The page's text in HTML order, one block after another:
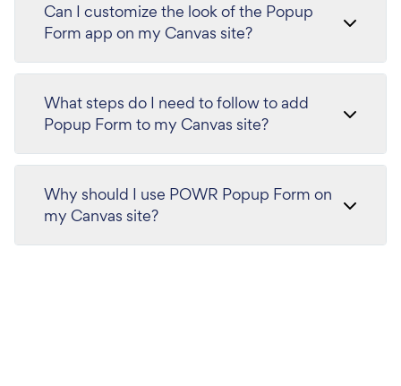
Can I customize the look of the Popup
Form app on my Canvas site?
What steps do I need to follow to add
Popup Form to my Canvas site?
Why should I use POWR Popup Form on
my Canvas site?